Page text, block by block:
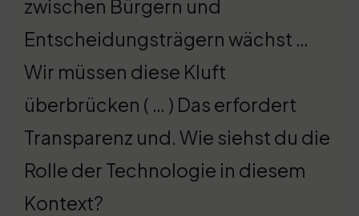
zwischen Bürgern und
Entscheidungsträgern wächst …
Wir müssen diese Kluft
überbrücken ( … ) Das erfordert
Transparenz und. Wie siehst du die
Rolle der Technologie in diesem
Kontext?